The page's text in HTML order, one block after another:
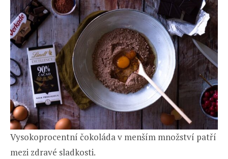
Vysokoprocentní čokoláda v menším množství patří
mezi zdravé sladkosti.